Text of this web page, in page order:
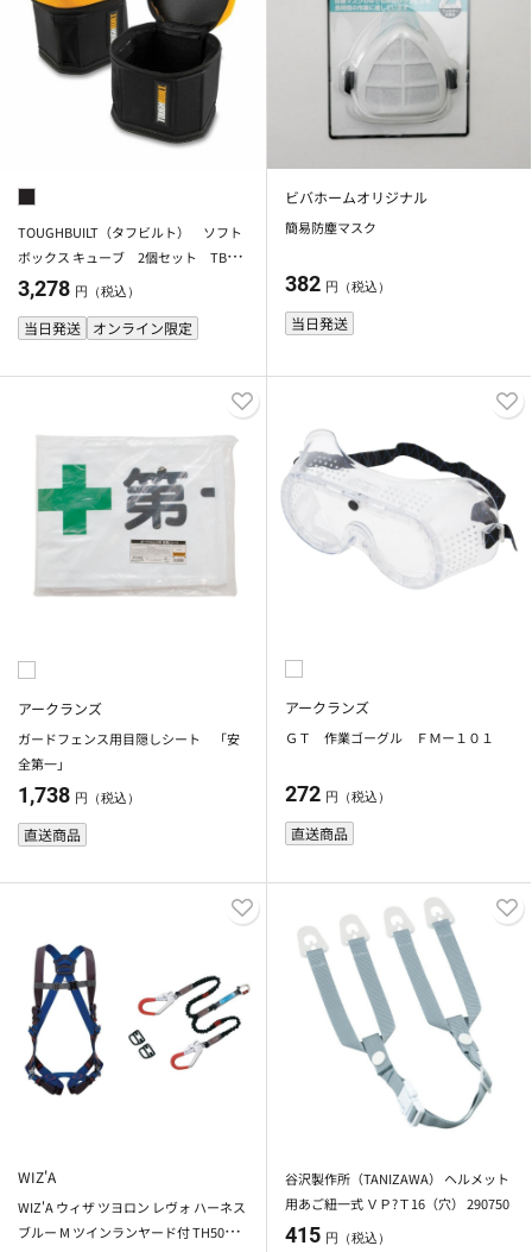
TOUGHBUILT（タフビルト） ソフト
ボックス キューブ 2個セット TB-19
2-A2
3,278 円（税込）
当日発送 オンライン限定
ビバホームオリジナル
簡易防塵マスク
382 円（税込）
当日発送
アークランズ
ガードフェンス用目隠しシート 「安
全第一」
1,738 円（税込）
直送商品
アークランズ
ＧＴ 作業ゴーグル ＦＭー１０１
272 円（税込）
直送商品
WIZ'A
WIZ'A ウィザ ツヨロン レヴォ ハーネス
ブルー M ツインランヤード付 TH508O
谷沢製作所（TANIZAWA） ヘルメット
用あご紐一式 ＶＰ?Ｔ16（穴） 290750
415 円（税込）